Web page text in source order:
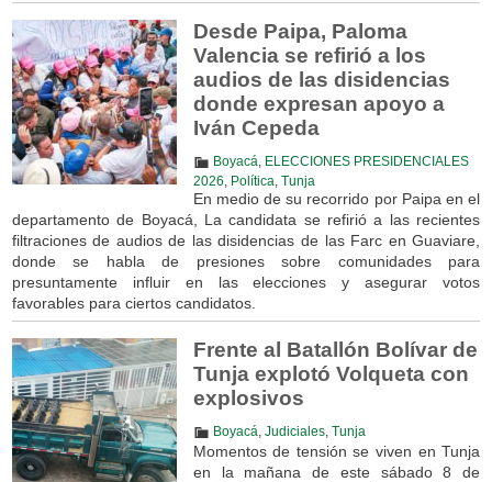
Desde Paipa, Paloma
Valencia se refirió a los
audios de las disidencias
donde expresan apoyo a
Iván Cepeda
Boyacá
ELECCIONES PRESIDENCIALES
2026
Política Tunja
En medio de su recorrido por Paipa en el
departamento de Boyacá, La candidata se refirió a las recientes
filtraciones de audios de las disidencias de las Farc en Guaviare,
donde se habla de presiones sobre comunidades para
presuntamente influir en las elecciones y asegurar votos
favorables para ciertos candidatos.
Frente al Batallón Bolívar de
Tunja explotó Volqueta con
explosivos
Boyacá Judiciales, Tunja
Momentos de tensión se viven en Tunja
en la mañana de este sábado 8 de